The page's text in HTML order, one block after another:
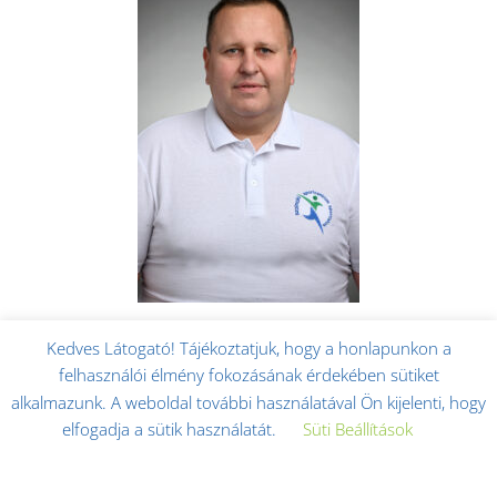
Ács Árpád
edző
Kedves Látogató! Tájékoztatjuk, hogy a honlapunkon a
felhasználói élmény fokozásának érdekében sütiket
alkalmazunk. A weboldal további használatával Ön kijelenti, hogy
elfogadja a sütik használatát.
Süti Beállítások